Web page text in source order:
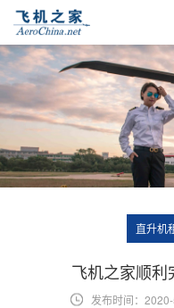
直升机
飞机之家顺
发布时间：